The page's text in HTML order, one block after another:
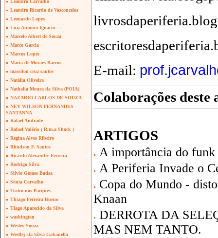
Leandro Carvalho
Leandro Ricardo de Vasconcelos
Leonardo Lopes
Luiz Antonio Ignacio
Marcelo Albert de Souza
Marco Garcia
Marcos Lopes
Maria de Moraes Barros
massilon cruz santos
Natália Oliveira
Nathalia Moura da Silva (POIA)
NAZARIO CARLOS DE SOUZA
NEY WILSON FERNANDES
SANTANNA
Rafael Andrade
Rafael Valério ( R.m.a Shock )
Regina Alves Ribeiro
Rhudson F. Santos
Ricardo Alexandre Ferreira
Rodrigo Silva
Silvio Gomes Batisa
Sônia Carvalho
Teatro nos Parques
Thiago Ferreira Bueno
Tiago Aparecido da Silva
washington
Wesley Souza
Weslley da Silva Gabanella
E-mail:
Colaborações deste
ARTIGOS
A importância do
A Periferia Invade o
Copa do Mundo -
Knaan
DERROTA DA
MAS NEM TANTO.